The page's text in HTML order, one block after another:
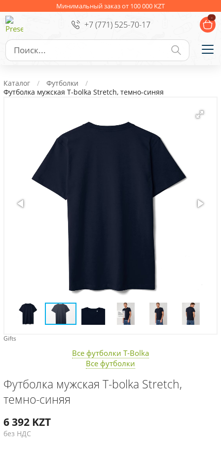
Минимальный заказ от 100 000 KZT
+7 (771) 525-70-17
-
Ежедневники Новогодние подарки
Сувениры к праздникам Упаковка
Личные аксессуары
Деловые подарки
Каталог
Футболки
Футболка мужская T-bolka Stretch, темно-синяя
Gifts
Все футболки T-Bolka
Все футболки
Футболка мужская T-bolka Stretch,
темно-синяя
6 392 KZT
без НДС